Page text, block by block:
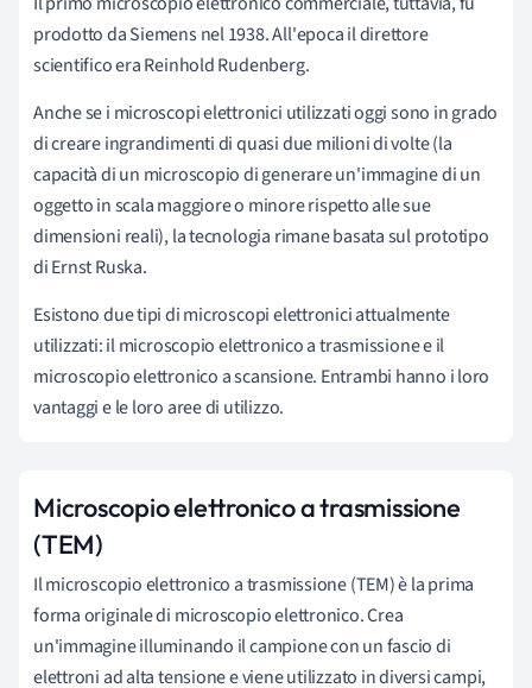
prodotto da Siemens nel 1938. All'epoca il direttore
scientifico era Reinhold Rudenberg.
Anche se i microscopi elettronici utilizzati oggi sono in grado
di creare ingrandimenti di quasi due milioni di volte (la
capacità di un microscopio di generare un'immagine di un
oggetto in scala maggiore o minore rispetto alle sue
dimensioni reali), la tecnologia rimane basata sul prototipo
di Ernst Ruska.
Esistono due tipi di microscopi elettronici attualmente
utilizzati: il microscopio elettronico a trasmissione e il
microscopio elettronico a scansione. Entrambi hanno i loro
vantaggi e le loro aree di utilizzo.
Microscopio elettronico a trasmissione
(TEM)
Il microscopio elettronico a trasmissione (TEM) è la prima
forma originale di microscopio elettronico. Crea
un'immagine illuminando il campione con un fascio di
elettroni ad alta tensione e viene utilizzato in diversi campi,